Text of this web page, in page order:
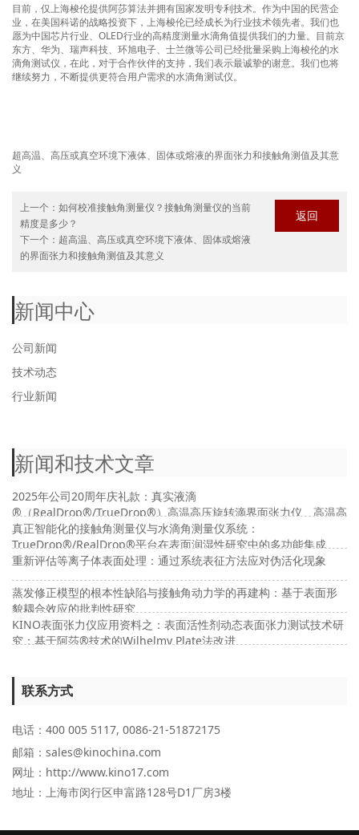
目前，仅上海梭伦提供阿莎算法并拥有国家发明专利技术。作为中国的民营企
业，在美国科诺的战略投资下，上海梭伦已经成长为行业技术领先者。我们也
愿为中国芯片行业、OLED行业的高精度测量水滴角值提供我们的力量。目前京
东方、华为、瑞声科技、环旭电子、士兰微等公司已经批量采购上海梭伦的水
滴角测试仪，在此，对于合作伙伴的支持，我们表示最诚挚的谢意。我们也将
继续努力，不断提供更符合用户需求的水滴角测试仪。
超高温、高压或真空环境下液体、固体或熔液的界面张力和接触角测值及其意
义
上一个： 如何校准接触角测量仪？接触角测量仪的当前
精度是多少？
下一个： 超高温、高压或真空环境下液体、固体或熔液
的界面张力和接触角测值及其意义
返回
新闻中心
公司新闻
技术动态
行业新闻
新闻和技术文章
2025年公司20周年庆礼款：真实液滴
®（RealDrop®/TrueDrop®）高温高压旋转滴界面张力仪、高温高
压接触角及高温高压界面流变仪
真正智能化的接触角测量仪与水滴角测量仪系统：
TrueDrop®/RealDrop®平台在表面润湿性研究中的多功能集成
重新评估等离子体表面处理：通过系统表征方法应对伪活化现象
蒸发修正模型的根本性缺陷与接触角动力学的再建构：基于表面形
貌耦合效应的批判性研究
KINO表面张力仪应用资料之：表面活性剂动态表面张力测试技术研
究：基于阿莎®技术的Wilhelmy Plate法改进
联系方式
电话：400 005 5117, 0086-21-51872175
邮箱：sales@kinochina.com
网址：http://www.kino17.com
地址 ：上海市闵行区申富路128号D1厂房3楼